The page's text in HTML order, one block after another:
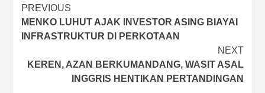
Post
navigation
PREVIOUS
MENKO LUHUT AJAK INVESTOR ASING BIAYAI
INFRASTRUKTUR DI PERKOTAAN
NEXT
KEREN, AZAN BERKUMANDANG, WASIT ASAL
INGGRIS HENTIKAN PERTANDINGAN